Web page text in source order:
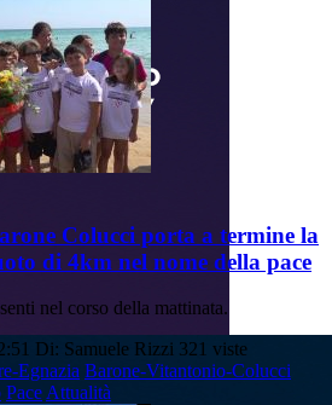
Colucci porta a termine la
di 4km nel nome della pace
nel corso della mattinata.
Di: Samuele Rizzi 321 viste
Egnazia Barone-Vitantonio-Colucci
PaceAttualità